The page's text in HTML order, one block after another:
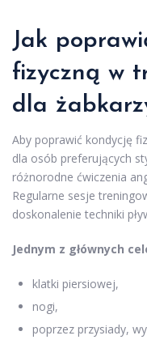
Jak
fizyczną w
dla
Aby poprawić kondycję
dla osób preferujących
różnorodne ćwiczenia
Regularne sesje
doskonalenie techniki
Jednym z głównych
klatki piersiowej,
nogi,
poprzez przysiady,